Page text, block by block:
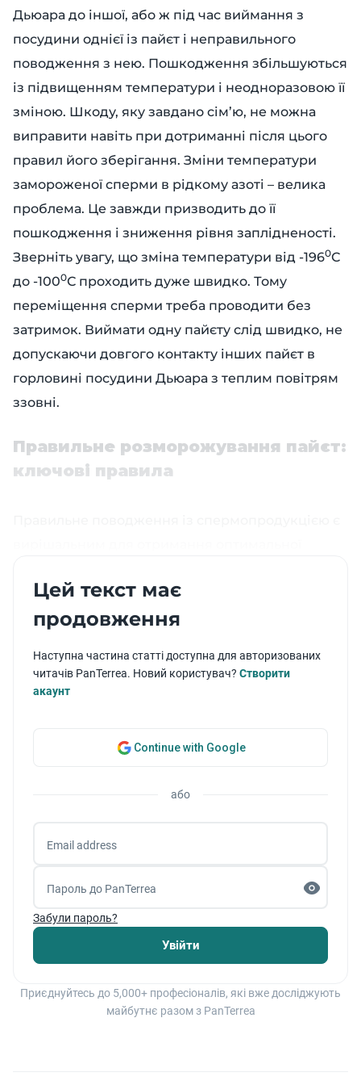
Дьюара до іншої, або ж під час виймання з
посудини однієї із пайєт і неправильного
поводження з нею. Пошкодження збільшуються
із підвищенням температури і неодноразовою її
зміною. Шкоду, яку завдано сім’ю, не можна
виправити навіть при дотриманні після цього
правил його зберігання. Зміни температури
замороженої сперми в рідкому азоті – велика
проблема. Це завжди призводить до її
пошкодження і зниження рівня заплідненості.
Зверніть увагу, що зміна температури від -1960С
до -1000С проходить дуже швидко. Тому
переміщення сперми треба проводити без
затримок. Виймати одну пайєту слід швидко, не
допускаючи довгого контакту інших пайєт в
горловині посудини Дьюара з теплим повітрям
ззовні.
Правильне розморожування пайєт:
ключові правила
ШО. Щоб підтримати високу якість сперми ви
повинні приділяти особливу увагу багатьом
Потреба спеціального обладнання
– Лубрикант
– Паперові салфетки
3.2 Процедури роботи зі спермою
Цей текст має
продовження
Наступна частина статті доступна для авторизованих
читачів PanTerrea. Новий користувач? Створити
акаунт
Continue with Google
або
Email address
Пароль до PanTerrea
Забули пароль?
Увійти
Приєднуйтесь до 5,000+ професіоналів, які вже досліджують
майбутнє разом з PanTerrea